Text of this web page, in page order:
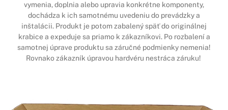
vymenia, doplnia alebo upravia konkrétne komponenty,
dochádza k ich samotnému uvedeniu do prevádzky a
inštalácii. Produkt je potom zabalený späť do originálnej
krabice a expeduje sa priamo k zákazníkovi. Po rozbalení a
samotnej úprave produktu sa záručné podmienky nemenia!
Rovnako zákazník úpravou hardvéru nestráca záruku!